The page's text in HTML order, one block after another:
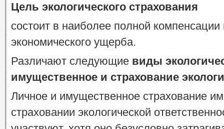
Цель экологического страхования
состоит в наиболее полной компенсации
экономического ущерба.
Различают следующие виды
имущественное и страхование
Личное и имущественное страхование
страховании экологической